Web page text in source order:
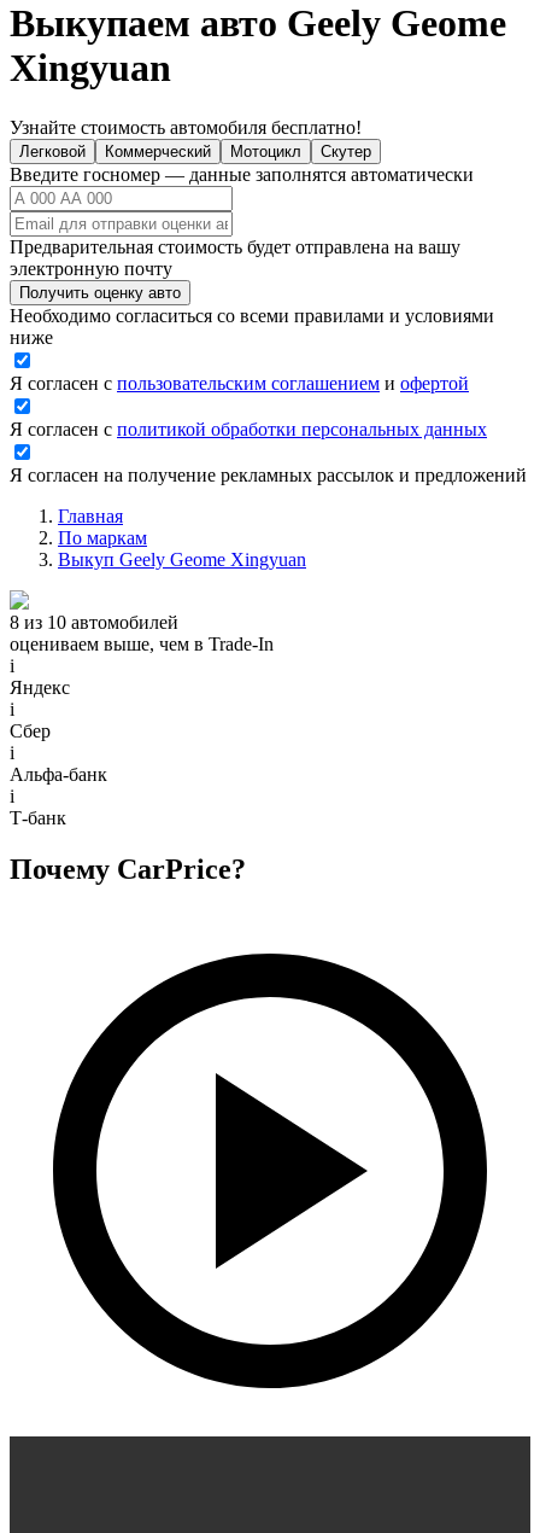
Выкупаем авто Geely Geome
Xingyuan
Узнайте стоимость автомобиля бесплатно!
Легковой Коммерческий Мотоцикл Скутер
Введите госномер — данные заполнятся автоматически
Предварительная стоимость будет отправлена на вашу
электронную почту
Получить оценку авто
Необходимо согласиться со всеми правилами и условиями
ниже
Я согласен с пользовательским соглашением и офертой
Я согласен с политикой обработки персональных данных
Я согласен на получение рекламных рассылок и предложений
Главная
По маркам
Выкуп Geely Geome Xingyuan
8 из 10 автомобилей
оцениваем выше, чем в Trade‑In
i
Яндекс
i
Сбер
i
Альфа-банк
i
Т-банк
Почему CarPrice?